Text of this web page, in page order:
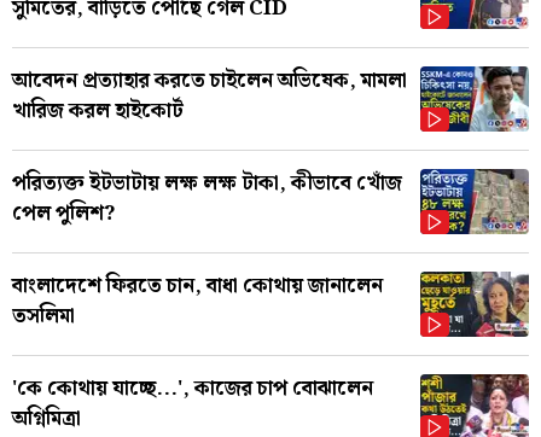
সুমিতের, বাড়িতে পৌঁছে গেল CID
আবেদন প্রত্যাহার করতে চাইলেন অভিষেক, মামলা
খারিজ করল হাইকোর্ট
পরিত্যক্ত ইটভাটায় লক্ষ লক্ষ টাকা, কীভাবে খোঁজ
পেল পুলিশ?
বাংলাদেশে ফিরতে চান, বাধা কোথায় জানালেন
তসলিমা
'কে কোথায় যাচ্ছে...', কাজের চাপ বোঝালেন
অগ্নিমিত্রা